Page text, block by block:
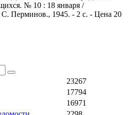
№ 10 : 18 января /
С. Перминов., 1945. - 2 с. - Цена 20
23267
17794
16971